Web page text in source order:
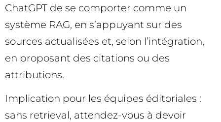
ChatGPT de se comporter comme un
système RAG, en s’appuyant sur des
sources actualisées et, selon l’intégration,
en proposant des citations ou des
attributions.
Implication pour les équipes éditoriales :
sans retrieval, attendez-vous à devoir